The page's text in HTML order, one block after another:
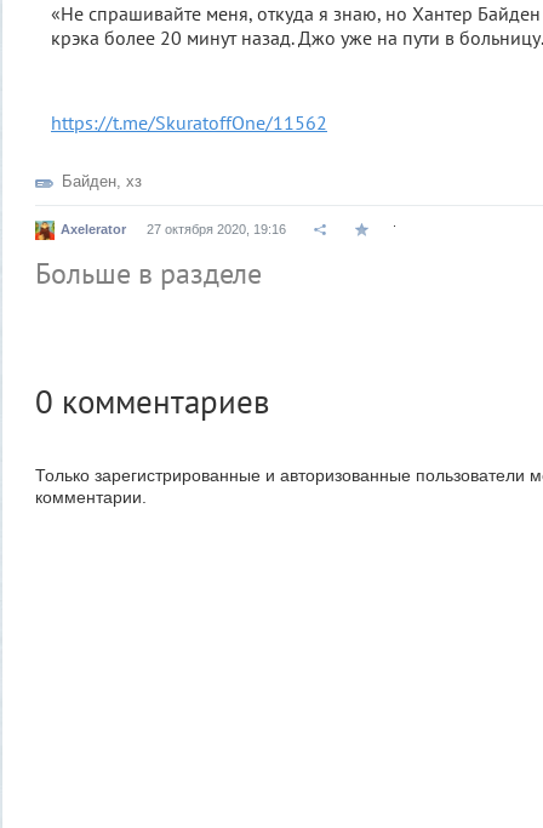
«Не спрашивайте меня, откуда я знаю, но Хантер
крэка более 20 минут назад. Джо уже на пути в
https://t.me/SkuratoffOne/11562
Байден, хз
Axelerator 27 октября 2020, 19:16
Больше в разделе
0 комментариев
Только зарегистрированные и авторизованные пользователи
комментарии.